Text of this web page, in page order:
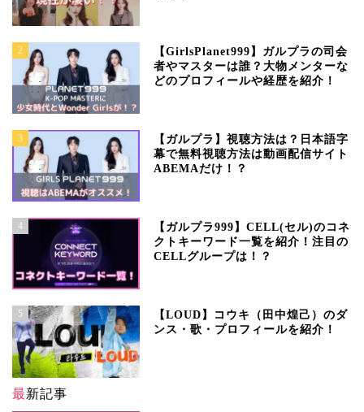
2
【GirlsPlanet999】ガルプラの司会
者やマスターは誰？大物メンターな
どのプロフィールや経歴を紹介！
3
【ガルプラ】視聴方法は？日本語字
幕で無料視聴方法は動画配信サイト
ABEMAだけ！？
4
【ガルプラ999】CELL(セル)のコネ
クトキーワード一覧を紹介！注目の
CELLグループは！？
5
【LOUD】コウキ（田中煌己）のダ
ンス・歌・プロフィールを紹介！
最新記事